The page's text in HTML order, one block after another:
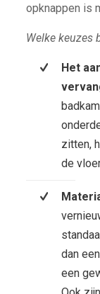
opknappen is
Welke keuzes
Het
zitten,
de
dan
een